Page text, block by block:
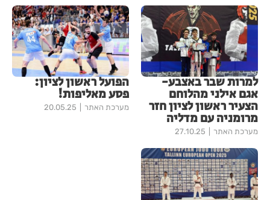
למרות שבר באצבע-
אגם אילני מהלוחם
הצעיר ראשון לציון חזר
מרומניה עם מדליה
מערכת האתר 27.10.25
הפועל ראשון לציון:
פסע מאליפות!
מערכת האתר 20.05.25